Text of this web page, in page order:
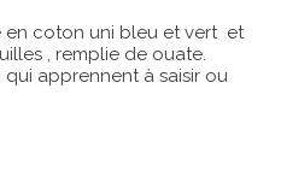
coton uni bleu et vert et
, remplie de ouate.
apprennent à saisir ou